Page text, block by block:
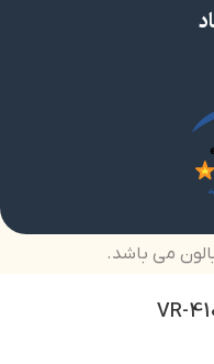
می باشد.